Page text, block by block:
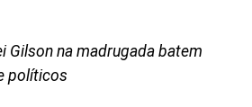
na madrugada batem
políticos